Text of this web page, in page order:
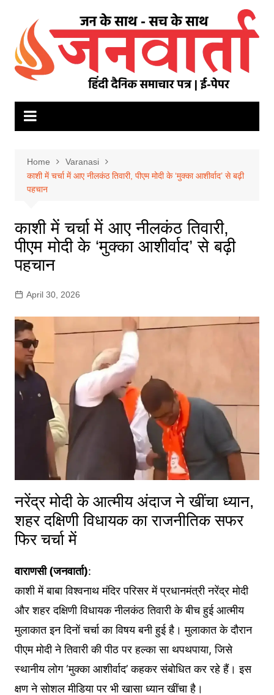
content
Home
Varanasi
काशी में चर्चा में आए नीलकंठ तिवारी, पीएम मोदी के ‘मुक्का आशीर्वाद’ से बढ़ी
पहचान
काशी में चर्चा में आए नीलकंठ तिवारी,
पीएम मोदी के ‘मुक्का आशीर्वाद’ से बढ़ी
पहचान
April 30, 2026
नरेंद्र मोदी के आत्मीय अंदाज ने खींचा ध्यान,
शहर दक्षिणी विधायक का राजनीतिक सफर
फिर चर्चा में
वाराणसी (जनवार्ता):
काशी में बाबा विश्वनाथ मंदिर परिसर में प्रधानमंत्री नरेंद्र मोदी
और शहर दक्षिणी विधायक नीलकंठ तिवारी के बीच हुई आत्मीय
मुलाकात इन दिनों चर्चा का विषय बनी हुई है। मुलाकात के दौरान
पीएम मोदी ने तिवारी की पीठ पर हल्का सा थपथपाया, जिसे
स्थानीय लोग ‘मुक्का आशीर्वाद’ कहकर संबोधित कर रहे हैं। इस
क्षण ने सोशल मीडिया पर भी खासा ध्यान खींचा है।